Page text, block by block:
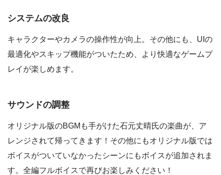
システムの改良
キャラクターやカメラの操作性が向上。その他にも、UIの
最適化やスキップ機能がついたため、より快適なゲームプ
レイが楽しめます。
サウンドの調整
オリジナル版のBGMも手がけた石元丈晴氏の楽曲が、ア
レンジされて帰ってきます！その他にもオリジナル版では
ボイスがついていなかったシーンにもボイスが追加されま
す。全編フルボイスで再びお楽しみください！